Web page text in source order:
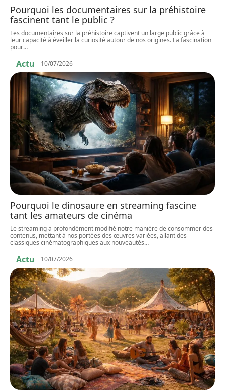
Pourquoi les documentaires sur la préhistoire
fascinent tant le public ?
Les documentaires sur la préhistoire captivent un large public grâce à
leur capacité à éveiller la curiosité autour de nos origines. La fascination
pour…
Actu 10/07/2026
Pourquoi le dinosaure en streaming fascine
tant les amateurs de cinéma
Le streaming a profondément modifié notre manière de consommer des
contenus, mettant à nos portées des œuvres variées, allant des
classiques cinématographiques aux nouveautés…
Actu 10/07/2026